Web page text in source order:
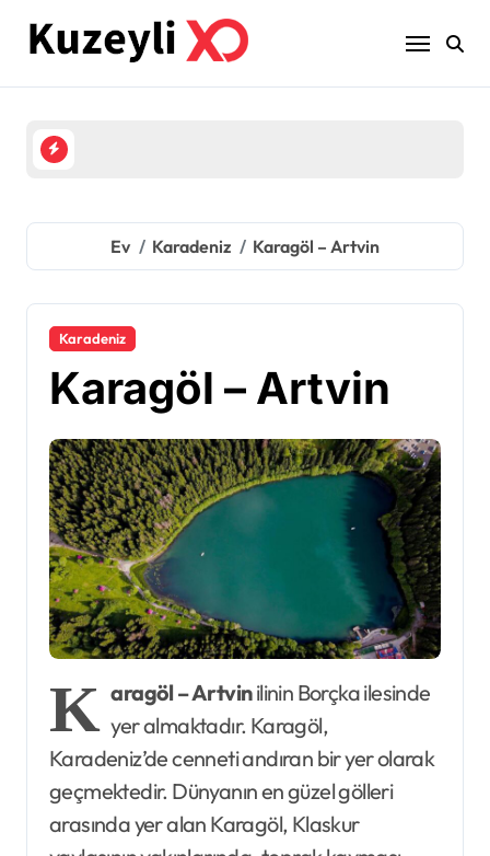
Ev Karadeniz Karagöl – Artvin
Karadeniz
Karagöl – Artvin
K aragöl – Artvinilinin Borçka ilesinde
yer almaktadır. Karagöl,
Karadeniz’de cenneti andıran bir yer olarak
geçmektedir. Dünyanın en güzel gölleri
arasında yer alan Karagöl, Klaskur